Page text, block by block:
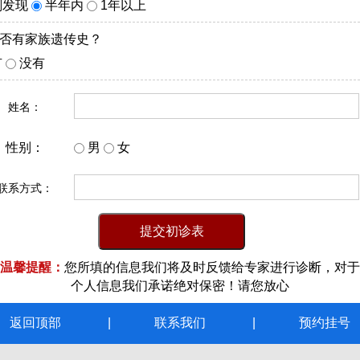
发现 半年内 1年以上
有家族遗传史？
没有
姓名：
性别： 男 女
系方式：
温馨提醒： 您所填的信息我们将及时反馈给专家进行诊断，对
个人信息我们承诺绝对保密！请您放心
返回顶部 联系我们 预约挂号